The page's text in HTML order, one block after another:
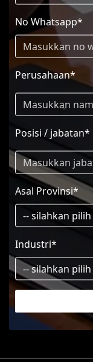
No Whatsapp*
Perusahaan*
Posisi / jabatan*
Asal Provinsi*
Industri*